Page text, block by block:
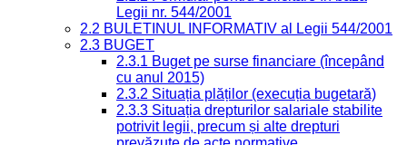
Legii nr. 544/2001
2.2 BULETINUL INFORMATIV al Legii 544/2001
2.3 BUGET
2.3.1 Buget pe surse financiare (începând
cu anul 2015)
2.3.2 Situația plăților (execuția bugetară)
2.3.3 Situația drepturilor salariale stabilite
potrivit legii, precum și alte drepturi